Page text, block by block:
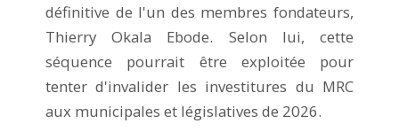
définitive de l'un des membres fondateurs,
Thierry Okala Ebode. Selon lui, cette
séquence pourrait être exploitée pour
tenter d'invalider les investitures du MRC
aux municipales et législatives de 2026.